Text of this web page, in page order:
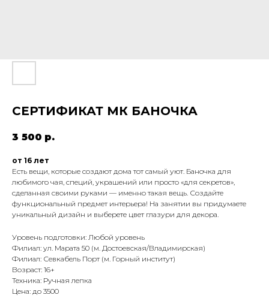
СЕРТИФИКАТ МК БАНОЧКА
3 500 р.
от 16 лет
Есть вещи, которые создают дома тот самый уют. Баночка для
любимого чая, специй, украшений или просто «для секретов»,
сделанная своими руками — именно такая вещь. Создайте
функциональный предмет интерьера! На занятии вы придумаете
уникальный дизайн и выберете цвет глазури для декора.
Уровень подготовки: Любой уровень
Филиал: ул. Марата 50 (м. Достоевская/Владимирская)
Филиал: Севкабель Порт (м. Горный институт)
Возраст: 16+
Техника: Ручная лепка
Цена: до 3500